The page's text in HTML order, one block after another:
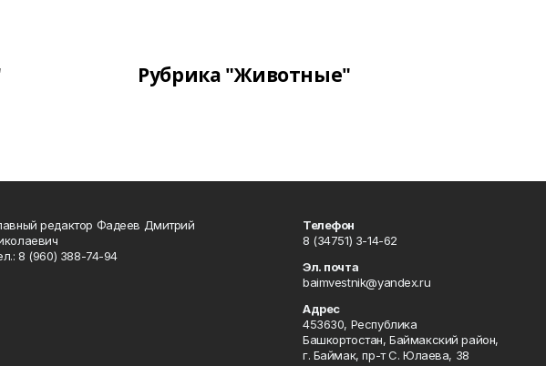
Рубрика "Животные"
редактор Фадеев Дмитрий
8 (960) 388-74-94
Телефон
8 (34751) 3-14-62
Эл. почта
baimvestnik@yandex.ru
Адрес
453630, Республика
Башкортостан, Баймакский район,
г. Баймак, пр-т С. Юлаева, 38